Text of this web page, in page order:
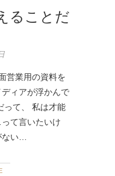
ることだ
営業用の資料を
ィアが浮かんで
って、 私は才能
て言いたいけ
い…